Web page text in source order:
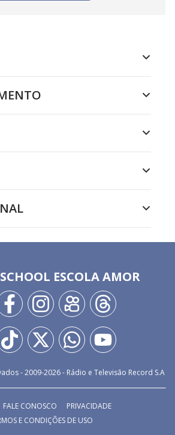
ESCOLA AMOR
- 2009-2026- Rádio e Televisão Record S.A
FALE CONOSCO
PRIVACIDADE
E CONDIÇÕES DE USO